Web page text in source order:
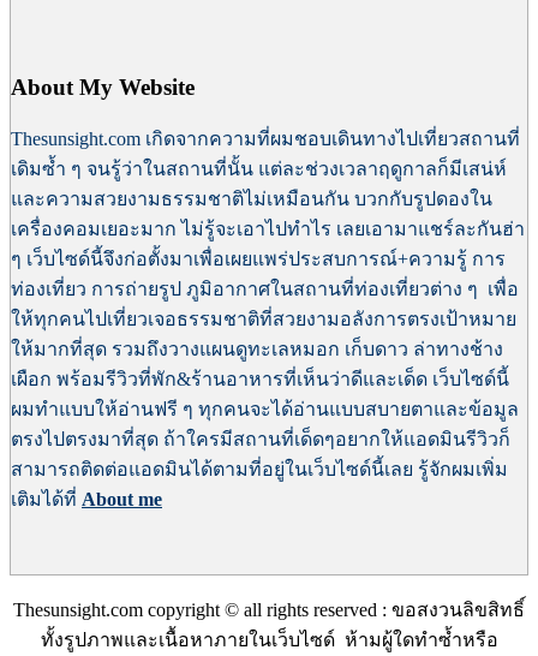
About My Website
Thesunsight.com เกิดจากความที่ผมชอบเดินทางไปเที่ยวสถานที่
เดิมซ้ำ ๆ จนรู้ว่าในสถานที่นั้น แต่ละช่วงเวลาฤดูกาลก็มีเสน่ห์
และความสวยงามธรรมชาติไม่เหมือนกัน บวกกับรูปดองใน
เครื่องคอมเยอะมาก ไม่รู้จะเอาไปทำไร เลยเอามาแชร์ละกันฮ่า
ๆ เว็บไซด์นี้จึงก่อตั้งมาเพื่อเผยแพร่ประสบการณ์+ความรู้ การ
ท่องเที่ยว การถ่ายรูป ภูมิอากาศในสถานที่ท่องเที่ยวต่าง ๆ เพื่อ
ให้ทุกคนไปเที่ยวเจอธรรมชาติที่สวยงามอลังการตรงเป้าหมาย
ให้มากที่สุด รวมถึงวางแผนดูทะเลหมอก เก็บดาว ล่าทางช้าง
เผือก พร้อมรีวิวที่พัก&ร้านอาหารที่เห็นว่าดีและเด็ด เว็บไซด์นี้
ผมทำแบบให้อ่านฟรี ๆ ทุกคนจะได้อ่านแบบสบายตาและข้อมูล
ตรงไปตรงมาที่สุด ถ้าใครมีสถานที่เด็ดๆอยากให้แอดมินรีวิวก็
สามารถติดต่อแอดมินได้ตามที่อยู่ในเว็บไซด์นี้เลย รู้จักผมเพิ่ม
เติมได้ที่ About me
Thesunsight.com copyright © all rights reserved : ขอสงวนลิขสิทธิ์
ทั้งรูปภาพและเนื้อหาภายในเว็บไซด์ ห้ามผู้ใดทำซ้ำหรือ